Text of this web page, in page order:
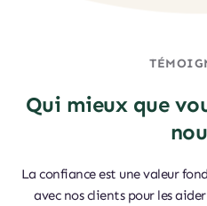
Qui mieux que
La confiance est une valeur
avec nos clients pour les